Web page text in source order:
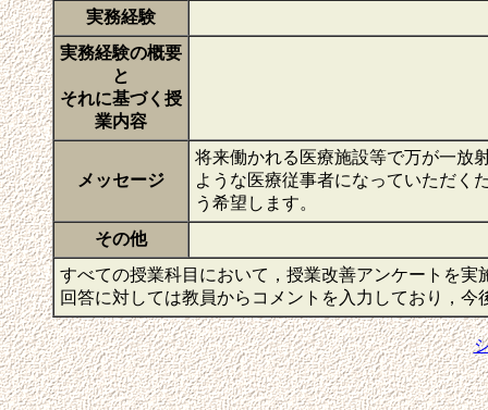
実務経験
実務経験の概要
と
それに基づく授
業内容
メッセージ
将来働かれる医療施設等で万が一放
ような医療従事者になっていただく
う希望します。
その他
すべての授業科目において，授業改善アンケートを
回答に対しては教員からコメントを入力しており，